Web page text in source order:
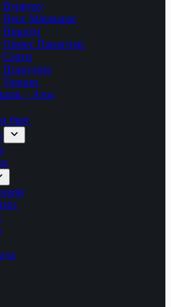
Вурвуру
Неос Мармарас
Никити
Ормос Панагијас
Сарти
Псакудија
Торони
– Атос
брег